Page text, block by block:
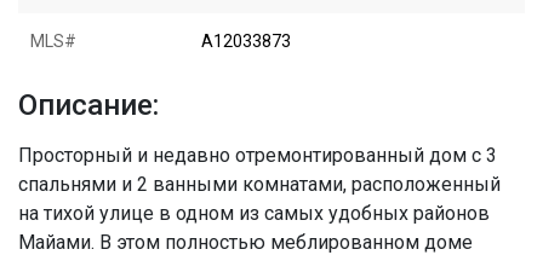
MLS# A12033873
Описание:
Просторный и недавно отремонтированный дом с 3
спальнями и 2 ванными комнатами, расположенный
на тихой улице в одном из самых удобных районов
Майами. В этом полностью меблированном доме